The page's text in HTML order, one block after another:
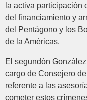
la activa participación
del financiamiento y
del Pentágono y los
de la Américas.
El segundón
cargo de Consejero
referente a las
cometer estos